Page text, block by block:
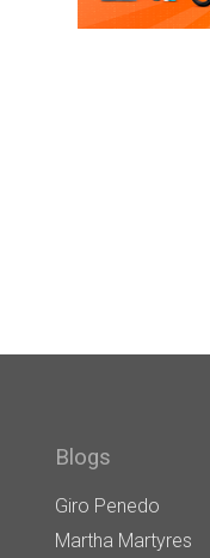
Blogs
Giro Penedo
Martha Martyres